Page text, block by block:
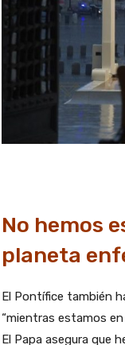
No hemos
planeta
El Pontífice también
“mientras estamos en
El Papa asegura que